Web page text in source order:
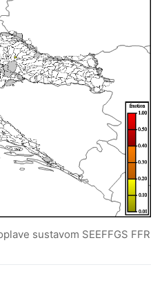
sustavom SEEFFGS FFR